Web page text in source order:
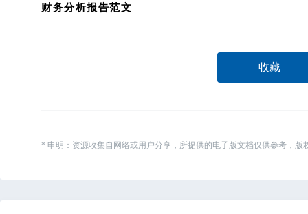
财务分析报告范文
收藏
* 申明：资源收集自网络或用户分享，所提供的电子版文档仅供参考，